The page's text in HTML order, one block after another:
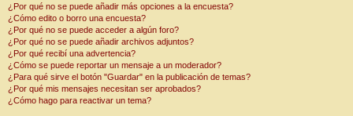
¿Por qué no se puede añadir más opciones a la encuesta?
¿Cómo edito o borro una encuesta?
¿Por qué no se puede acceder a algún foro?
¿Por qué no se puede añadir archivos adjuntos?
¿Por qué recibí una advertencia?
¿Cómo se puede reportar un mensaje a un moderador?
¿Para qué sirve el botón "Guardar" en la publicación de temas?
¿Por qué mis mensajes necesitan ser aprobados?
¿Cómo hago para reactivar un tema?